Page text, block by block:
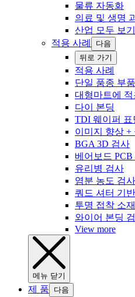
‍물류 자동화
의료 및 생명
산업 모두 보기
적용 사례
다음
‍뒤로 ‍가기
적용 사례
단일 품종 부
대형마트에
다이 본딩
TDI 웨이퍼 표
이미지 향상 +
BGA 3D 검사
베어보드
유리병 검사
염분 농도 검사
쿼드 셔터 기
투명 접착 소
와이어 본딩
View more
‍메뉴 ‍닫기
‍제 품 다음